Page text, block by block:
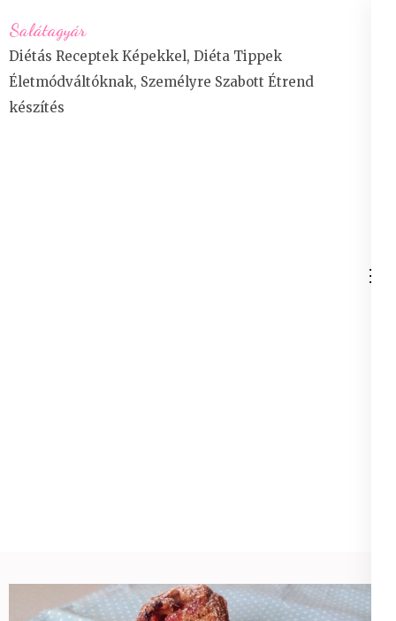
to
content
(Press
Enter)
Salátagyár
Diétás Receptek Képekkel, Diéta Tippek
Életmódváltóknak, Személyre Szabott Étrend
készítés